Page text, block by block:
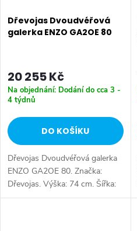
Dřevojas Dvoudvéřová
galerka ENZO GA2OE 80
20 255 Kč
Na objednání: Dodání do cca 3 -
4 týdnů
DO KOŠÍKU
Dřevojas Dvoudvéřová galerka
ENZO GA2OE 80. Značka:
Dřevojas. Výška: 74 cm. Šířka:
80 cm. Hloubka: 15 cm. Úložný